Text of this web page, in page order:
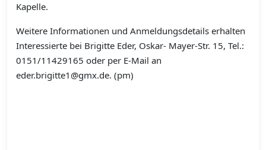
Kapelle.
Weitere Informationen und Anmeldungsdetails erhalten
Interessierte bei Brigitte Eder, Oskar- Mayer-Str. 15, Tel.:
0151/11429165 oder per E-Mail an
eder.brigitte1@gmx.de. (pm)